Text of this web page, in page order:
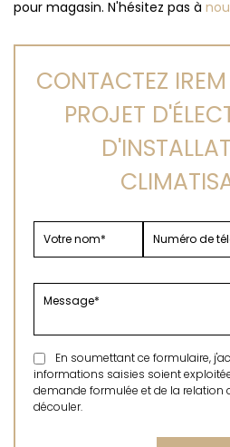
pour magasin. N'hésitez pas à
CONTACTEZ
PROJET
En soumettant ce formulaire,
informations saisies soient
demande formulée et de la relation
découler.